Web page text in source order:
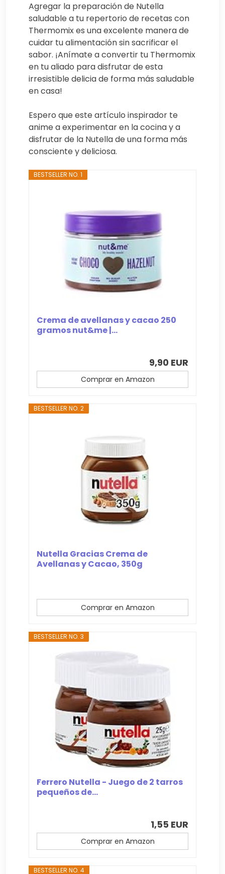
Agregar la preparación de Nutella
saludable a tu repertorio de recetas con
Thermomix es una excelente manera de
cuidar tu alimentación sin sacrificar el
sabor. ¡Anímate a convertir tu Thermomix
en tu aliado para disfrutar de esta
irresistible delicia de forma más saludable
en casa!
Espero que este artículo inspirador te
anime a experimentar en la cocina y a
disfrutar de la Nutella de una forma más
consciente y deliciosa.
BESTSELLER NO. 1
Crema de avellanas y cacao 250
gramos nut&me |...
9,90 EUR
Comprar en Amazon
BESTSELLER NO. 2
Nutella Gracias Crema de
Avellanas y Cacao, 350g
Comprar en Amazon
BESTSELLER NO. 3
Ferrero Nutella - Juego de 2 tarros
pequeños de...
1,55 EUR
Comprar en Amazon
BESTSELLER NO. 4